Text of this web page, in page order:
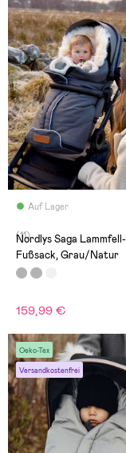
Auf Lager
(11)
Nordlys Saga Lammfell-
Fußsack, Grau/Natur
159,99 €
Oeko-Tex
Versandkostenfrei